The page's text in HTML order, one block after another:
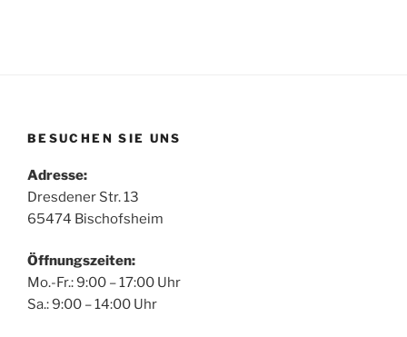
BESUCHEN SIE UNS
Adresse:
Dresdener Str. 13
65474 Bischofsheim
Öffnungszeiten:
Mo.-Fr.: 9:00 – 17:00 Uhr
Sa.: 9:00 – 14:00 Uhr